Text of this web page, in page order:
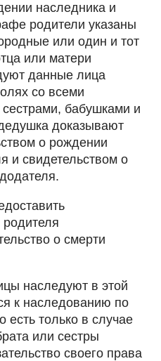
наследника и
родители указаны
или один и тот
или матери
данные лица
со всеми
бабушками и
доказывают
о рождении
и свидетельством о
родителя
о смерти
наследуют в этой
к наследованию по
есть только в случае
или сестры
своего права